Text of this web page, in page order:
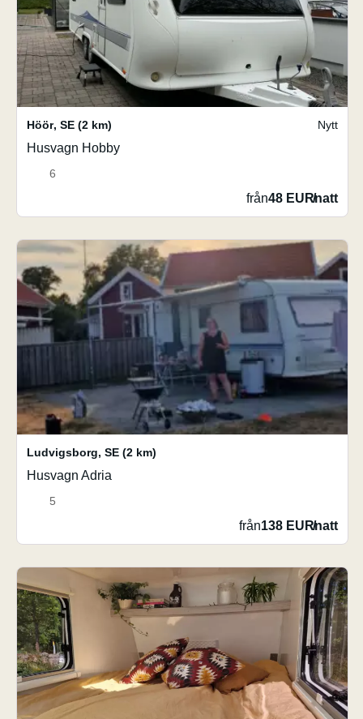
Höör, SE (2 km) Nytt
Husvagn Hobby
6
från48 EUR/natt
Ludvigsborg, SE (2 km)
Husvagn Adria
5
från138 EUR/natt